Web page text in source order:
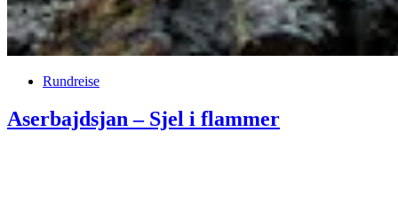
Rundreise
Aserbajdsjan – Sjel i flammer